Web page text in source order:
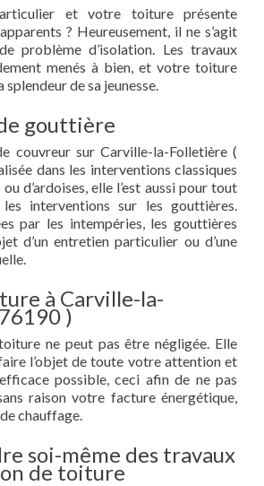
et votre toiture présente
? Heureusement, il ne s’agit
problème d’isolation. Les travaux
menés à bien, et votre toiture
de sa jeunesse.
gouttière
couvreur sur Carville-la-Folletière (
dans les interventions classiques
d’ardoises, elle l’est aussi pour tout
interventions sur les gouttières.
par les intempéries, les gouttières
d’un entretien particulier ou d’une
à Carville-la-
)
ne peut pas être négligée. Elle
l’objet de toute votre attention et
possible, ceci afin de ne pas
raison votre facture énergétique,
chauffage.
soi-même des travaux
de toiture